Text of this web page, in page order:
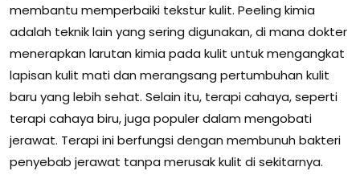
membantu memperbaiki tekstur kulit. Peeling kimia
adalah teknik lain yang sering digunakan, di mana dokter
menerapkan larutan kimia pada kulit untuk mengangkat
lapisan kulit mati dan merangsang pertumbuhan kulit
baru yang lebih sehat. Selain itu, terapi cahaya, seperti
terapi cahaya biru, juga populer dalam mengobati
jerawat. Terapi ini berfungsi dengan membunuh bakteri
penyebab jerawat tanpa merusak kulit di sekitarnya.